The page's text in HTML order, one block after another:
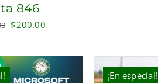
846
Original
was:
$340.00.
$200.00Current
is:
$200.00.
¡En especial!